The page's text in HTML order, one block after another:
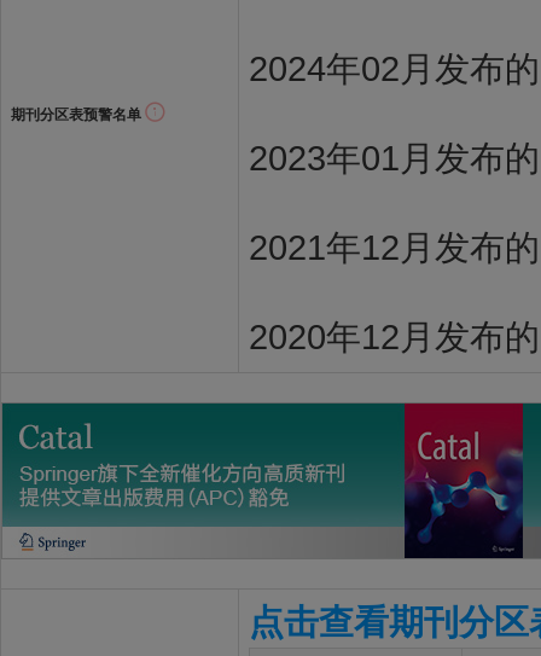
期刊分区表预警名单
2024年02月发布
2023年01月发布
2021年12月发布
2020年12月发布
点击查看期刊分区